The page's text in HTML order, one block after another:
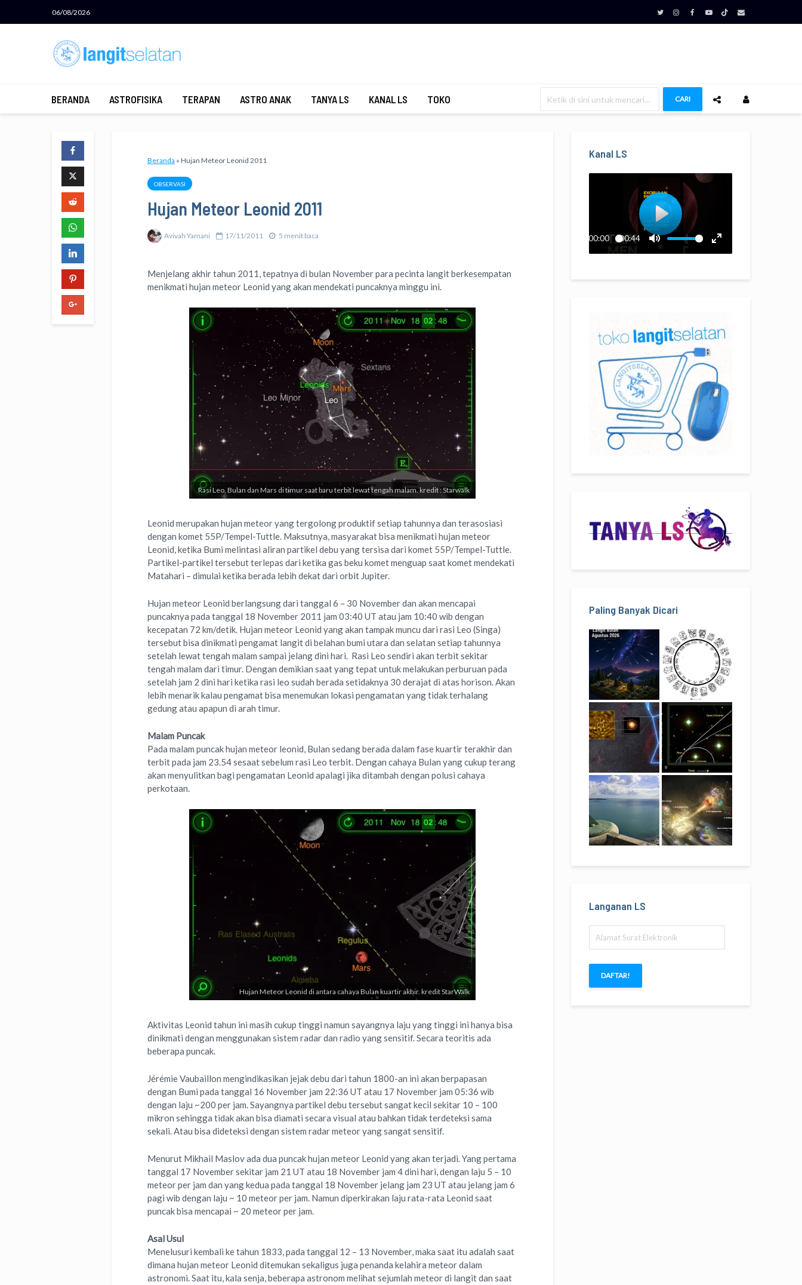
06/08/2026
BERANDA ASTROFISIKA TERAPAN ASTRO ANAK TANYA LS KANAL LS TOKO CARI
Beranda » Hujan Meteor Leonid 2011
OBSERVASI
Hujan Meteor Leonid 2011
Avivah Yamani 17/11/2011 5 menit baca
Menjelang akhir tahun 2011, tepatnya di bulan November para pecinta langit berkesempatan
menikmati hujan meteor Leonid yang akan mendekati puncaknya minggu ini.
Rasi Leo, Bulan dan Mars di timur saat baru terbit lewat tengah malam. kredit : Starwalk
Leonid merupakan hujan meteor yang tergolong produktif setiap tahunnya dan terasosiasi
dengan komet 55P/Tempel-Tuttle. Maksutnya, masyarakat bisa menikmati hujan meteor
Leonid, ketika Bumi melintasi aliran partikel debu yang tersisa dari komet 55P/Tempel-Tuttle.
Partikel-partikel tersebut terlepas dari ketika gas beku komet menguap saat komet mendekati
Matahari – dimulai ketika berada lebih dekat dari orbit Jupiter.
Hujan meteor Leonid berlangsung dari tanggal 6 – 30 November dan akan mencapai
puncaknya pada tanggal 18 November 2011 jam 03:40 UT atau jam 10:40 wib dengan
kecepatan 72 km/detik. Hujan meteor Leonid yang akan tampak muncu dari rasi Leo (Singa)
tersebut bisa dinikmati pengamat langit di belahan bumi utara dan selatan setiap tahunnya
setelah lewat tengah malam sampai jelang dini hari. Rasi Leo sendiri akan terbit sekitar
tengah malam dari timur. Dengan demikian saat yang tepat untuk melakukan perburuan pada
setelah jam 2 dini hari ketika rasi leo sudah berada setidaknya 30 derajat di atas horison. Akan
lebih menarik kalau pengamat bisa menemukan lokasi pengamatan yang tidak terhalang
gedung atau apapun di arah timur.
Malam Puncak
Pada malam puncak hujan meteor leonid, Bulan sedang berada dalam fase kuartir terakhir dan
terbit pada jam 23.54 sesaat sebelum rasi Leo terbit. Dengan cahaya Bulan yang cukup terang
akan menyulitkan bagi pengamatan Leonid apalagi jika ditambah dengan polusi cahaya
perkotaan.
Hujan Meteor Leonid di antara cahaya Bulan kuartir akhir. kredit StarWalk
Aktivitas Leonid tahun ini masih cukup tinggi namun sayangnya laju yang tinggi ini hanya bisa
dinikmati dengan menggunakan sistem radar dan radio yang sensitif. Secara teoritis ada
beberapa puncak.
Jérémie Vaubaillon mengindikasikan jejak debu dari tahun 1800-an ini akan berpapasan
dengan Bumi pada tanggal 16 November jam 22:36 UT atau 17 November jam 05:36 wib
dengan laju ~200 per jam. Sayangnya partikel debu tersebut sangat kecil sekitar 10 – 100
mikron sehingga tidak akan bisa diamati secara visual atau bahkan tidak terdeteksi sama
sekali. Atau bisa dideteksi dengan sistem radar meteor yang sangat sensitif.
Menurut Mikhail Maslov ada dua puncak hujan meteor Leonid yang akan terjadi. Yang pertama
tanggal 17 November sekitar jam 21 UT atau 18 November jam 4 dini hari, dengan laju 5 – 10
meteor per jam dan yang kedua pada tanggal 18 November jelang jam 23 UT atau jelang jam 6
pagi wib dengan laju ~ 10 meteor per jam. Namun diperkirakan laju rata-rata Leonid saat
puncak bisa mencapai ~ 20 meteor per jam.
Asal Usul
Menelusuri kembali ke tahun 1833, pada tanggal 12 – 13 November, maka saat itu adalah saat
dimana hujan meteor Leonid ditemukan sekaligus juga penanda kelahira meteor dalam
astronomi. Saat itu, kala senja, beberapa astronom melihat sejumlah meteor di langit dan saat
Kanal LS
Paling Banyak Dicari
Langanan LS
Surat
Elektronik
DAFTAR!